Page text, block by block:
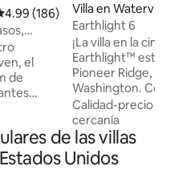
promedio: 4.99 de
4.99 (186)
el
de
balcón
de la
Villa en Waterville
Earthlight 6
¡La villa en la
Earthlight™ está
Pioneer Ridge,
Washington. Con
río Columbia,
están diseñadas
experimentar la
vida de lujo y la
Relájate en
Calidad-precio
cercanía
de las villas
Unidos